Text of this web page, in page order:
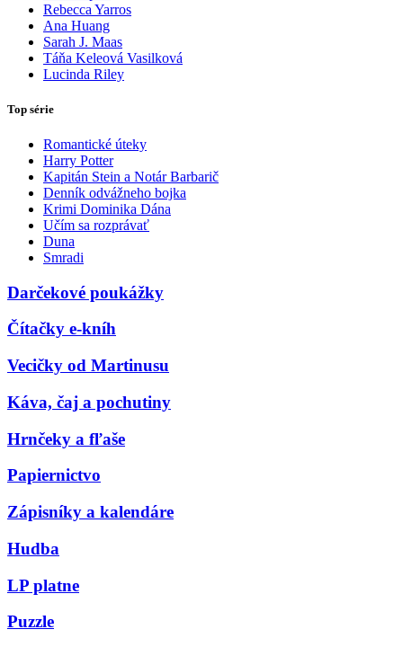
Rebecca Yarros
Ana Huang
Sarah J. Maas
Táňa Keleová Vasilková
Lucinda Riley
Top série
Romantické úteky
Harry Potter
Kapitán Stein a Notár Barbarič
Denník odvážneho bojka
Krimi Dominika Dána
Učím sa rozprávať
Duna
Smradi
Darčekové poukážky
Čítačky e-kníh
Vecičky od Martinusu
Káva, čaj a pochutiny
Hrnčeky a fľaše
Papiernictvo
Zápisníky a kalendáre
Hudba
LP platne
Puzzle